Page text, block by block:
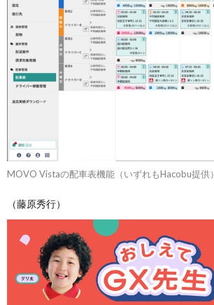
MOVO Vistaの配車表機能（いずれもHacobu提供）
（藤原秀行）